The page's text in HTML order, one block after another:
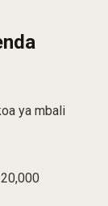
ya mbali